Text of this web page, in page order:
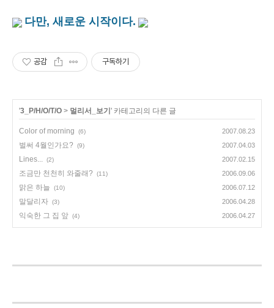
다만, 새로운 시작이다.
공감 구독하기
'3_P/H/O/T/O > 멀리서_보기 ' 카테고리의 다른 글
Color of morning (6) 2007.08.23
벌써 4월인가요? (9) 2007.04.03
Lines... (2) 2007.02.15
조금만 천천히 와줄래? (11) 2006.09.06
맑은 하늘 (10) 2006.07.12
말달리자 (3) 2006.04.28
익숙한 그 집 앞 (4) 2006.04.27